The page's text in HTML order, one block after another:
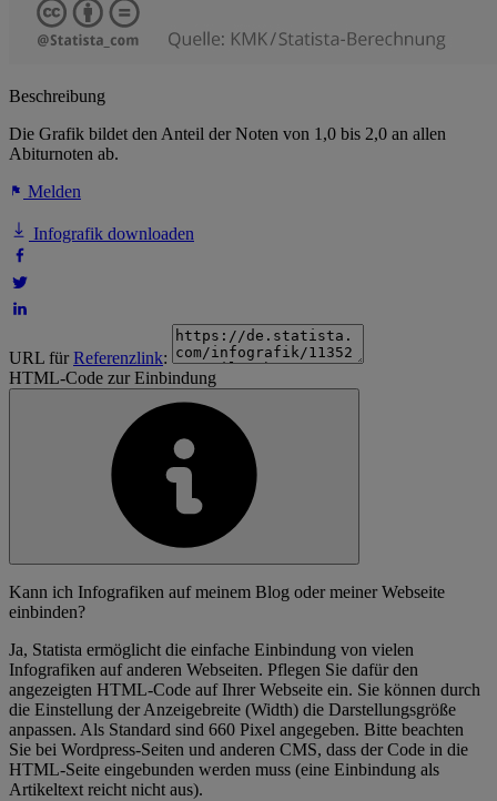
Beschreibung
Die Grafik bildet den Anteil der Noten von 1,0 bis 2,0 an allen
Abiturnoten ab.
Melden
Infografik downloaden
URL fürReferenzlink:
HTML-Code zur Einbindung
Kann ich Infografiken auf meinem Blog oder meiner Webseite
einbinden?
Ja, Statista ermöglicht die einfache Einbindung von vielen
Infografiken auf anderen Webseiten. Pflegen Sie dafür den
angezeigten HTML-Code auf Ihrer Webseite ein. Sie können durch
die Einstellung der Anzeigebreite (Width) die Darstellungsgröße
anpassen. Als Standard sind 660 Pixel angegeben. Bitte beachten
Sie bei Wordpress-Seiten und anderen CMS, dass der Code in die
HTML-Seite eingebunden werden muss (eine Einbindung als
Artikeltext reicht nicht aus).